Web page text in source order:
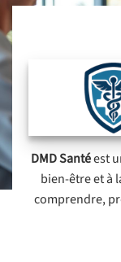
DMD Santéest
bien-être et à
comprendre,